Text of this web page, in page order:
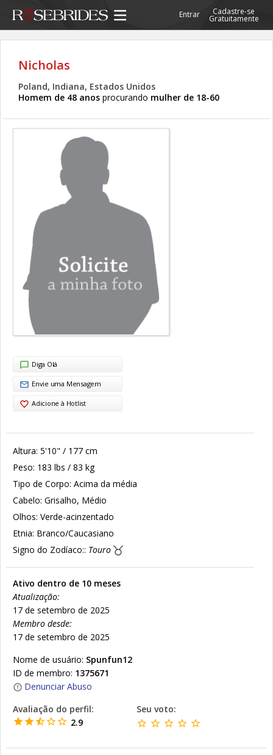
Entrar Cadastre-se
Gratuitamente
Nicholas
Poland, Indiana, Estados Unidos
Homem de 48 anos procurando mulher de 18-60
Diga Olá
Envie uma Mensagem
Adicione à Hotlist
Altura: 5'10" / 177 cm
Peso: 183 lbs / 83 kg
Tipo de Corpo: Acima da média
Cabelo: Grisalho, Médio
Olhos: Verde-acinzentado
Etnia: Branco/Caucasiano
Signo do Zodíaco:: Touro
Ativo dentro de 10 meses
Atualização:
17 de setembro de 2025
Membro desde:
17 de setembro de 2025
Nome de usuário: Spunfun12
ID de membro: 1375671
Denunciar Abuso
Avaliação do perfil:
2.9
Seu voto: